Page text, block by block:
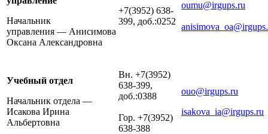
Начальник
управления — Анисимова
Оксана Александровна
+7(3952) 638-
399, доб.:0252
oumu@irgups.ru
Учебный отдел
Начальник отдела —
Исакова Ирина
Альбертовна
Вн. +7(3952)
638-399,
доб.:0388
Гор. +7(3952)
638-388
ouo@irgups.ru
isakova_ia@irgups.ru